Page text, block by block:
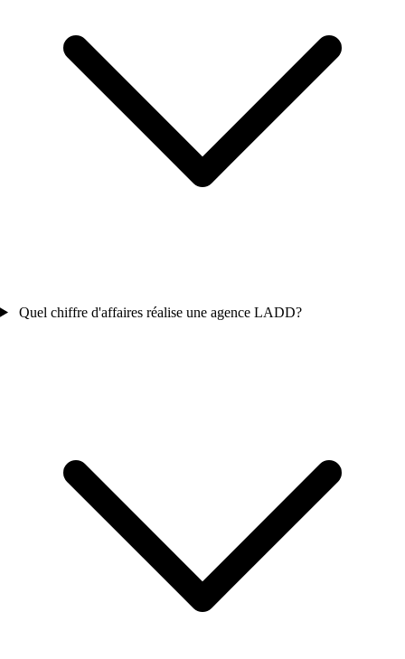
Quel chiffre d'affaires réalise une agence LADD?